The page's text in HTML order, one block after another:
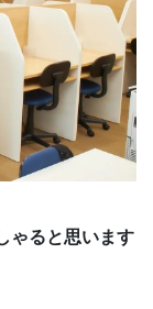
ゃると思います